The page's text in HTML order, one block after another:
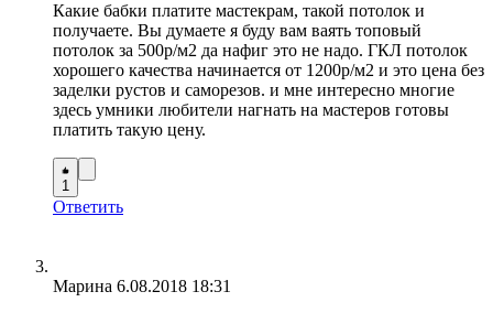
Какие бабки платите мастекрам, такой потолок и
получаете. Вы думаете я буду вам ваять топовый
потолок за 500р/м2 да нафиг это не надо. ГКЛ потолок
хорошего качества начинается от 1200р/м2 и это цена без
заделки рустов и саморезов. и мне интересно многие
здесь умники любители нагнать на мастеров готовы
платить такую цену.
1
Ответить
Марина 6.08.2018 18:31